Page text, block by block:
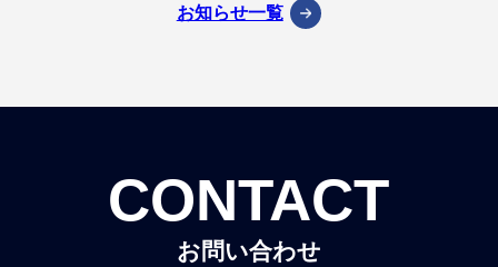
お知らせ一覧
CONTACT
お問い合わせ